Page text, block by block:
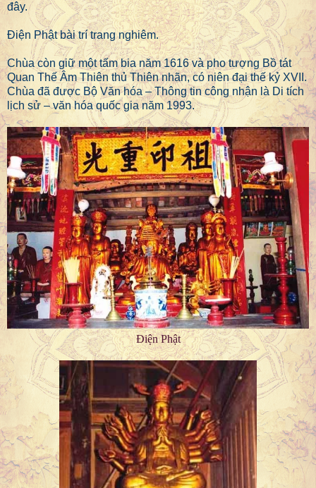
đây.
Điện Phật bài trí trang nghiêm.
Chùa còn giữ một tấm bia năm 1616 và pho tượng Bồ tát
Quan Thế Âm Thiên thủ Thiên nhãn, có niên đại thế kỷ XVII.
Chùa đã được Bộ Văn hóa – Thông tin công nhận là Di tích
lịch sử – văn hóa quốc gia năm 1993.
Điện Phật